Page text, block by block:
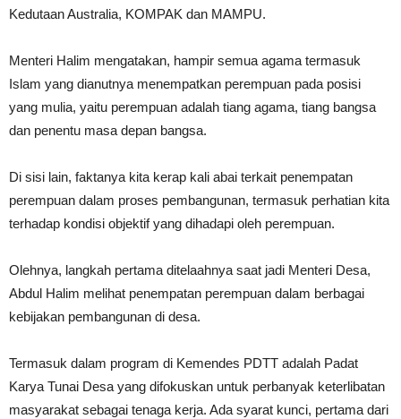
Kedutaan Australia, KOMPAK dan MAMPU.
Menteri Halim mengatakan, hampir semua agama termasuk
Islam yang dianutnya menempatkan perempuan pada posisi
yang mulia, yaitu perempuan adalah tiang agama, tiang bangsa
dan penentu masa depan bangsa.
Di sisi lain, faktanya kita kerap kali abai terkait penempatan
perempuan dalam proses pembangunan, termasuk perhatian kita
terhadap kondisi objektif yang dihadapi oleh perempuan.
Olehnya, langkah pertama ditelaahnya saat jadi Menteri Desa,
Abdul Halim melihat penempatan perempuan dalam berbagai
kebijakan pembangunan di desa.
Termasuk dalam program di Kemendes PDTT adalah Padat
Karya Tunai Desa yang difokuskan untuk perbanyak keterlibatan
masyarakat sebagai tenaga kerja. Ada syarat kunci, pertama dari